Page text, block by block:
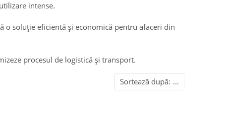
intense.
o soluție eficientă și economică pentru afaceri din
procesul de logistică și transport.
Sortează după: ...